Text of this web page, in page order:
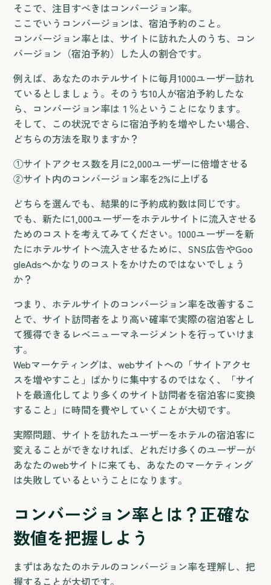
そこで、注目すべきはコンバージョン率。
ここでいうコンバージョンは、宿泊予約のこと。
コンバージョン率とは、サイトに訪れた人のうち、コン
バージョン（宿泊予約）した人の割合です。
例えば、あなたのホテルサイトに毎月1000ユーザー訪れ
ているとしましょう。そのうち10人が宿泊予約したな
ら、コンバージョン率は１％ということになります。
そして、この状況でさらに宿泊予約を増やしたい場合、
どちらの方法を取りますか？
①サイトアクセス数を月に2,000ユーザーに倍増させる
②サイト内のコンバージョン率を2%に上げる
どちらを選んでも、結果的に予約成約数は同じです。
でも、新たに1,000ユーザーをホテルサイトに流入させる
ためのコストを考えてみてください。1000ユーザーを新
たにホテルサイトへ流入させるために、SNS広告やGoo
gleAdsへかなりのコストをかけたのではないでしょう
か？
つまり、ホテルサイトのコンバージョン率を改善するこ
とで、サイト訪問者をより高い確率で実際の宿泊客とし
て獲得できるレベニューマネージメントを行っていけま
す。
Webマーケティングは、webサイトへの「サイトアクセ
スを増やすこと」ばかりに集中するのではなく、「サイ
トを最適化してより多くのサイト訪問者を宿泊客に変換
すること」に時間を費やしていくことが大切です。
実際問題、サイトを訪れたユーザーをホテルの宿泊客に
変えることができなければ、どれだけ多くのユーザーが
あなたのwebサイトに来ても、あなたのマーケティング
は失敗しているということになります。
コンバージョン率とは？正確な
数値を把握しよう
まずはあなたのホテルのコンバージョン率を理解し、把
握することが大切です。